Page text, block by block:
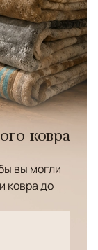
ковра
вы могли
ковра до